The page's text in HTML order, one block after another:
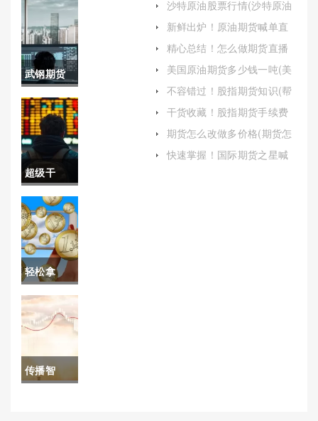
武钢期货
价格(武钢
期货价格
查询)
超级干
货！国际
期货行情
（深入探
讨国际期
货行情的
市场动
态）
轻松拿
捏！5月6
日国际原
(5月6日国
传播智
沙特原油股票行情(沙特原油
股票行情走势)
新鲜出炉！原油期货喊单直
播行情实时(布伦特原油期货
行情走势图)
精心总结！怎么做期货直播
喊单(如何做期货现货)
美国原油期货多少钱一吨(美
国原油期货多少钱一吨啊)
不容错过！股指期货知识(帮
助读者全面了解这一复杂的
金融产品)
干货收藏！股指期货手续费
多少(帮助投资者更好地理解
这一重要成本)
期货怎么改做多价格(期货怎
么多换)
快速掌握！国际期货之星喊